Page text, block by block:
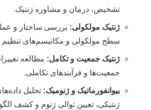
تشخیص، درمان و مشاوره ژنتیک.
ژنتیک مولکولی: بررسی ساختار و
سطح مولکولی و مکانیسم‌های
ژنتیک جمعیت و تکامل: مطالعه
جمعیت‌ها و فرآیندهای تکاملی.
بیوانفورماتیک و ژنومیک: تحلیل
ژنتیکی، تعیین توالی ژنوم و کشف